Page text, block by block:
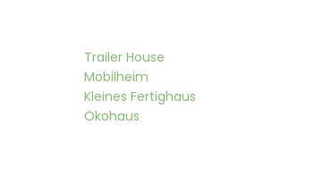
Trailer House
Mobilheim
Kleines Fertighaus
Ökohaus